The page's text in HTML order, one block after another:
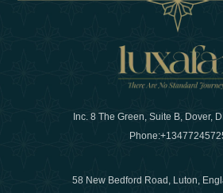
Inc. 8 The Green, Suite B, Dover,
Phone:
58 New Bedford Road, Luton,